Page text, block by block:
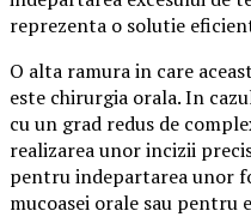
reprezenta o solutie
O alta ramura in care
este chirurgia orala. In
cu un grad redus de
realizarea unor incizii
pentru indepartarea unor
mucoasei orale sau